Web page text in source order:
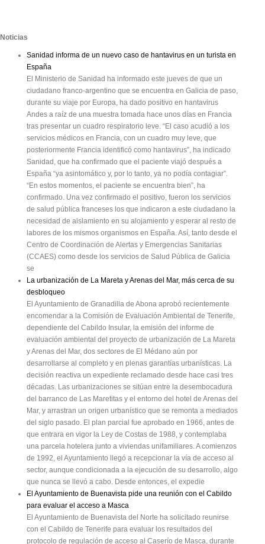
Noticias
Sanidad informa de un nuevo caso de hantavirus en un turista en
España
El Ministerio de Sanidad ha informado este jueves de que un
ciudadano franco-argentino que se encuentra en Galicia de paso,
durante su viaje por Europa, ha dado positivo en hantavirus
Andes a raíz de una muestra tomada hace unos días en Francia
tras presentar un cuadro respiratorio leve. “El caso acudió a los
servicios médicos en Francia, con un cuadro muy leve, que
posteriormente Francia identificó como hantavirus”, ha indicado
Sanidad, que ha confirmado que el paciente viajó después a
España “ya asintomático y, por lo tanto, ya no podía contagiar”.
“En estos momentos, el paciente se encuentra bien”, ha
confirmado. Una vez confirmado el positivo, fueron los servicios
de salud pública franceses los que indicaron a este ciudadano la
necesidad de aislamiento en su alojamiento y esperar al resto de
labores de los mismos organismos en España. Así, tanto desde el
Centro de Coordinación de Alertas y Emergencias Sanitarias
(CCAES) como desde los servicios de Salud Pública de Galicia
se
La urbanización de La Mareta y Arenas del Mar, más cerca de su
desbloqueo
El Ayuntamiento de Granadilla de Abona aprobó recientemente
encomendar a la Comisión de Evaluación Ambiental de Tenerife,
dependiente del Cabildo Insular, la emisión del informe de
evaluación ambiental del proyecto de urbanización de La Mareta
y Arenas del Mar, dos sectores de El Médano aún por
desarrollarse al completo y en plenas garantías urbanísticas. La
decisión reactiva un expediente reclamado desde hace casi tres
décadas. Las urbanizaciones se sitúan entre la desembocadura
del barranco de Las Maretitas y el entorno del hotel de Arenas del
Mar, y arrastran un origen urbanístico que se remonta a mediados
del siglo pasado. El plan parcial fue aprobado en 1966, antes de
que entrara en vigor la Ley de Costas de 1988, y contemplaba
una parcela hotelera junto a viviendas unifamiliares. A comienzos
de 1992, el Ayuntamiento llegó a recepcionar la vía de acceso al
sector, aunque condicionada a la ejecución de su desarrollo, algo
que nunca se llevó a cabo. Desde entonces, el expedie
El Ayuntamiento de Buenavista pide una reunión con el Cabildo
para evaluar el acceso a Masca
El Ayuntamiento de Buenavista del Norte ha solicitado reunirse
con el Cabildo de Tenerife para evaluar los resultados del
protocolo de regulación de acceso al Caserío de Masca, durante